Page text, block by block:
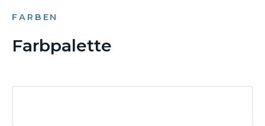
FARBEN
Farbpalette